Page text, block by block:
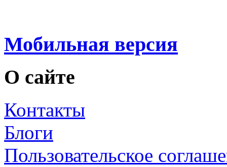
Мобильная версия
О сайте
Контакты
Блоги
Пользовательское